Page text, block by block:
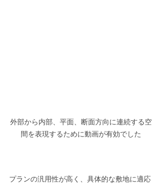
外部から内部、平面、断面方向に連続する空
間を表現するために動画が有効でした
プランの汎用性が高く、具体的な敷地に適応